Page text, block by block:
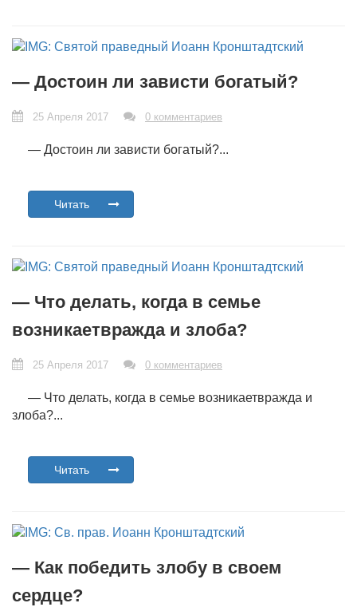
— Достоин ли зависти богатый?
25 Апреля 2017 0 комментариев
— Достоин ли зависти богатый?...
Читать
— Что делать, когда в семье
возникаетвражда и злоба?
25 Апреля 2017 0 комментариев
— Что делать, когда в семье возникаетвражда и
злоба?...
Читать
— Как победить злобу в своем
сердце?